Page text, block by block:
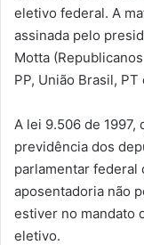
eletivo federal. A
assinada pelo
Motta
PP, União Brasil,
A lei 9.506 de
previdência dos
parlamentar
aposentadoria não
estiver no mandato
eletivo.